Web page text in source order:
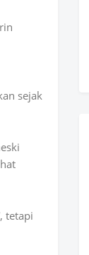
sejak
tetapi